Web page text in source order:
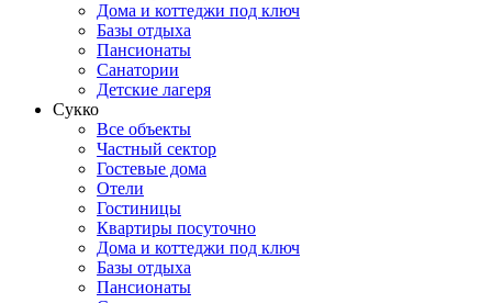
Дома и коттеджи под ключ
Базы отдыха
Пансионаты
Санатории
Детские лагеря
Сукко
Все объекты
Частный сектор
Гостевые дома
Отели
Гостиницы
Квартиры посуточно
Дома и коттеджи под ключ
Базы отдыха
Пансионаты